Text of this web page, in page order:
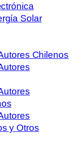
Solar
Chilenos
y Otros